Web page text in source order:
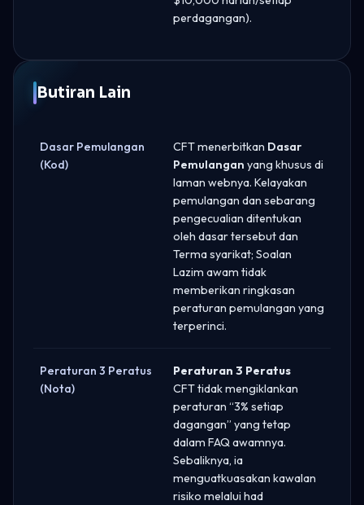
perdagangan).
Butiran Lain
Dasar Pemulangan
(Kod)
CFT menerbitkan Dasar
Pemulangan yang khusus di
laman webnya. Kelayakan
pemulangan dan sebarang
pengecualian ditentukan
oleh dasar tersebut dan
Terma syarikat; Soalan
Lazim awam tidak
memberikan ringkasan
peraturan pemulangan yang
terperinci.
Peraturan 3 Peratus
(Nota)
Peraturan 3 Peratus
CFT tidak mengiklankan
peraturan “3% setiap
dagangan” yang tetap
dalam FAQ awamnya.
Sebaliknya, ia
menguatkuasakan kawalan
risiko melalui had